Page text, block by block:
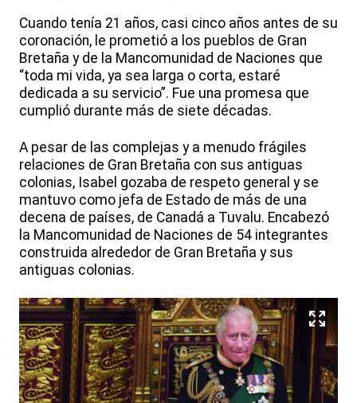
Cuando tenía 21 años, casi cinco años antes de su
coronación, le prometió a los pueblos de Gran
Bretaña y de la Mancomunidad de Naciones que
“toda mi vida, ya sea larga o corta, estaré
dedicada a su servicio”. Fue una promesa que
cumplió durante más de siete décadas.
A pesar de las complejas y a menudo frágiles
relaciones de Gran Bretaña con sus antiguas
colonias, Isabel gozaba de respeto general y se
mantuvo como jefa de Estado de más de una
decena de países, de Canadá a Tuvalu. Encabezó
la Mancomunidad de Naciones de 54 integrantes
construida alrededor de Gran Bretaña y sus
antiguas colonias.